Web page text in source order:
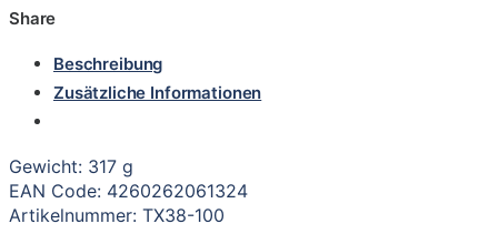
Share
Beschreibung
Zusätzliche Informationen
Gewicht: 317 g
EAN Code: 4260262061324
Artikelnummer: TX38-100